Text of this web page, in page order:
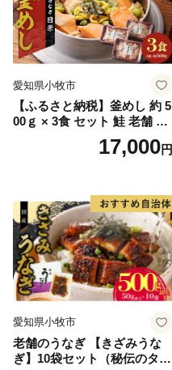
愛知県小牧市
【ふるさと納税】釜めし 約 5
00ｇ × 3食 セット 鮭 老舗 急
速冷凍 レンチン 時短 簡単調
理 食品 加工品 海鮮 手作り
り寄せグルメ 愛知県 小牧市
送料無料
17,000円
愛知県小牧市
老舗のうなぎ 【きざみうな
ぎ】10袋セット（秘伝のタレ